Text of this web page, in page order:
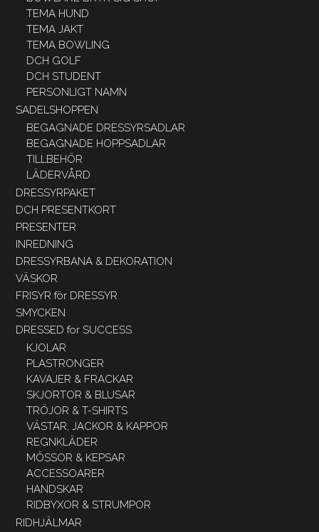
TEMA HUND
TEMA JAKT
TEMA BOWLING
DCH GOLF
DCH STUDENT
PERSONLIGT NAMN
SADELSHOPPEN
BEGAGNADE DRESSYRSADLAR
BEGAGNADE HOPPSADLAR
TILLBEHÖR
LÄDERVÅRD
DRESSYRPAKET
DCH PRESENTKORT
PRESENTER
INREDNING
DRESSYRBANA & DEKORATION
VÄSKOR
FRISYR för DRESSYR
SMYCKEN
DRESSED for SUCCESS
KJOLAR
PLASTRONGER
KAVAJER & FRACKAR
SKJORTOR & BLUSAR
TRÖJOR & T-SHIRTS
VÄSTAR, JACKOR & KAPPOR
REGNKLÄDER
MÖSSOR & KEPSAR
ACCESSOARER
HANDSKAR
RIDBYXOR & STRUMPOR
RIDHJÄLMAR